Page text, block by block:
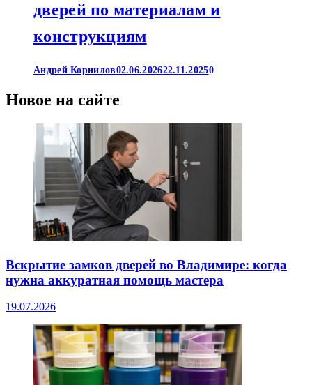
дверей по материалам и
конструкциям
Андрей Корнилов02.06.202622.11.20250
Новое на сайте
Вскрытие замков дверей во Владимире: когда
нужна аккуратная помощь мастера
19.07.2026